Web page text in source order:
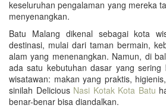
keseluruhan pengalaman yang mereka
menyenangkan.
Batu Malang dikenal sebagai kota
destinasi, mulai dari taman bermain,
alam yang menenangkan. Namun, di
ada satu kebutuhan dasar yang sering
wisatawan: makan yang praktis,
sinilah Delicious Nasi Kotak Kota Batu
benar-benar bisa diandalkan.